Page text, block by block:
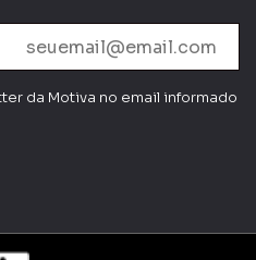
da Motiva no email informado